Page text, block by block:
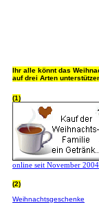
Ihr alle könnt das
auf drei Arten
(1)
online seit November 2004
(2)
Weihnachtsgeschenke